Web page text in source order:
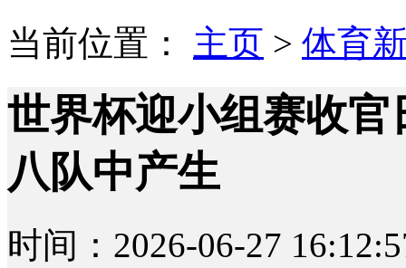
当前位置： 主页 > 体育
世界杯迎小组赛收
八队中产生
时间：2026-06-27